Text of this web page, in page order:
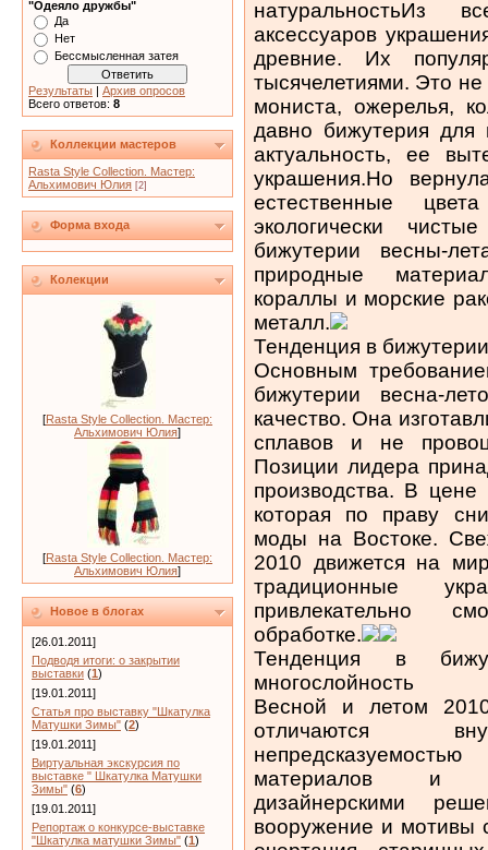
"Одеяло дружбы"
Да
Нет
Бессмысленная затея
Результаты | Архив опросов
Всего ответов: 8
Коллекции мастеров
Rasta Style Collection. Мастер:
Альхимович Юлия [2]
Форма входа
Колекции
[Rasta Style Collection. Мастер:
Альхимович Юлия]
[Rasta Style Collection. Мастер:
Альхимович Юлия]
Новое в блогах
[26.01.2011]
Подводя итоги: о закрытии
выставки (1)
[19.01.2011]
Статья про выставку "Шкатулка
Матушки Зимы" (2)
[19.01.2011]
Виртуальная экскурсия по
выставке " Шкатулка Матушки
Зимы" (6)
[19.01.2011]
Репортаж о конкурсе-выставке
"Шкатулка матушки Зимы" (1)
натуральностьИз
аксессуаров
древние. Их
тысячелетиями. Это
мониста, ожерелья,
давно бижутерия для
актуальность, ее
украшения.Но
естественные
экологически
бижутерии весны-
природные
кораллы и морские
металл.
Тенденция в
Основным
бижутерии весна-
качество. Она
сплавов и не
Позиции лидера
производства. В
которая по праву
моды на Востоке.
2010 движется на
традиционные
привлекательно
обработке.
Тенденция в
многослойность
Весной и летом
отличаются
материалов и
дизайнерскими
вооружение и мотивы